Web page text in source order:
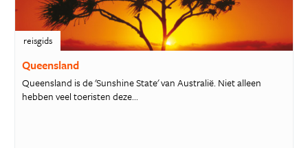
reisgids
Queensland
Queensland is de 'Sunshine State' van Australië. Niet alleen
hebben veel toeristen deze...